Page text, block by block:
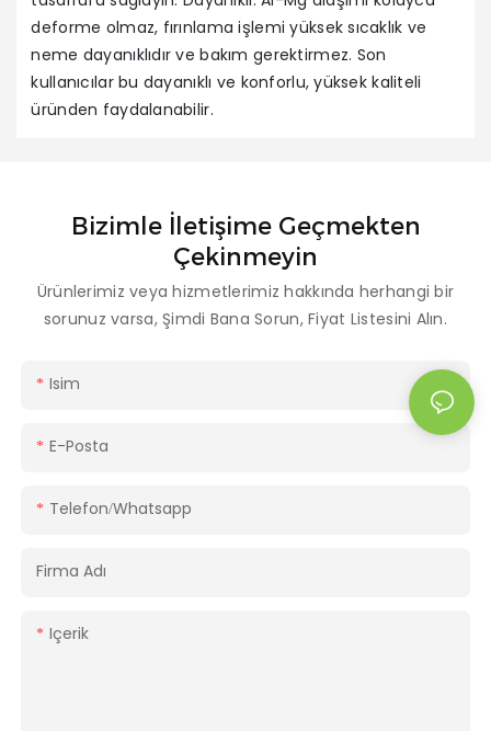
deforme olmaz, fırınlama işlemi yüksek sıcaklık ve
neme dayanıklıdır ve bakım gerektirmez. Son
kullanıcılar bu dayanıklı ve konforlu, yüksek kaliteli
üründen faydalanabilir.
Bizimle İletişime Geçmekten
Çekinmeyin
Ürünlerimiz veya hizmetlerimiz hakkında herhangi bir
sorunuz varsa, Şimdi Bana Sorun, Fiyat Listesini Alın.
Isim
E-Posta
Telefon/whatsapp
Firma Adı
Içerik